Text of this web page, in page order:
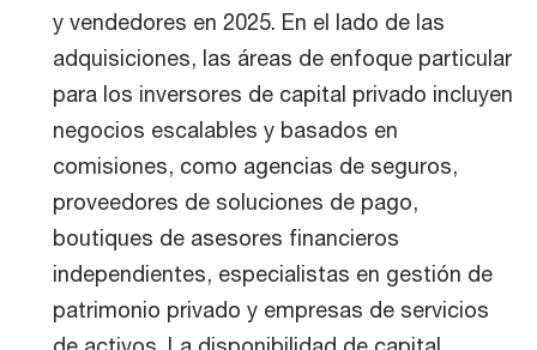
y vendedores en 2025. En el lado de las
adquisiciones, las áreas de enfoque particular
para los inversores de capital privado incluyen
negocios escalables y basados en
comisiones, como agencias de seguros,
proveedores de soluciones de pago,
boutiques de asesores financieros
independientes, especialistas en gestión de
patrimonio privado y empresas de servicios